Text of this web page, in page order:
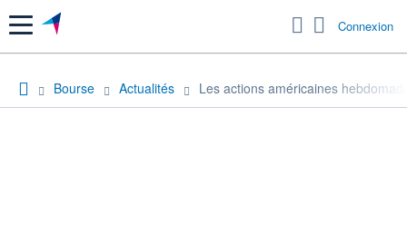
Menu Connexion
Bourse Actualités Les actions américaines